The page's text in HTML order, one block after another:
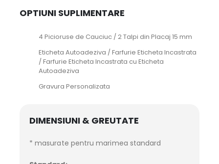
OPTIUNI SUPLIMENTARE
4 Picioruse de Cauciuc / 2 Talpi din Placaj 15 mm
Eticheta Autoadeziva / Farfurie Eticheta Incastrata
/ Farfurie Eticheta Incastrata cu Eticheta
Autoadeziva
Gravura Personalizata
DIMENSIUNI & GREUTATE
* masurate pentru marimea standard